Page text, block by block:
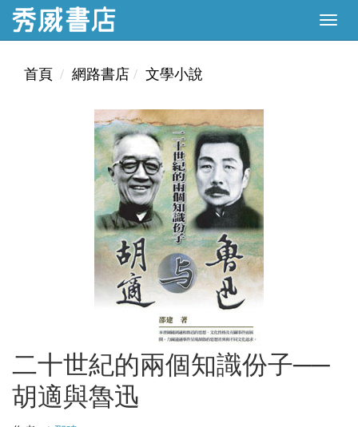
首頁 網路書店 文學小說
二十世紀的兩個知識份子──
胡適與魯迅